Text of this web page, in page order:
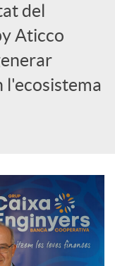
del
Aticco
l'ecosistema